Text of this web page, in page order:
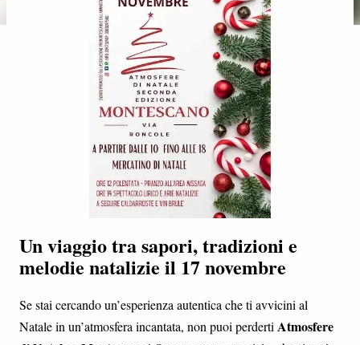
Un viaggio tra sapori, tradizioni e
melodie natalizie il 17 novembre
Se stai cercando un’esperienza autentica che ti avvicini al
Natale in un’atmosfera incantata, non puoi perderti Atmosfere